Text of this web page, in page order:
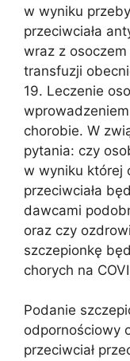
w wyniku
przeciwciała
wraz z
transfuzji
19. Leczenie
chorobie. W
pytania: czy
w wyniku której
przeciwciała
dawcami
oraz czy
szczepionkę
chorych na
Podanie
odpornościowy
przeciwciał